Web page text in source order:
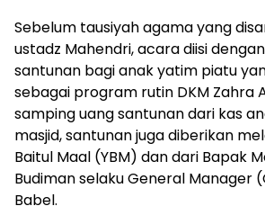
Sebelum tausiyah agama yang
ustadz Mahendri, acara diisi
santunan bagi anak yatim piatu
sebagai program rutin DKM Zahra
samping uang santunan dari kas
masjid, santunan juga diberikan
Baitul Maal (YBM) dan dari Bapak
Budiman selaku General Manager
Babel.